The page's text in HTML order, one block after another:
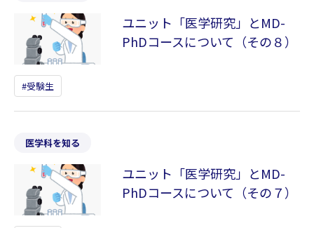
ユニット「医学研究」とMD-
PhDコースについて（その８）
受験生
医学科を知る
ユニット「医学研究」とMD-
PhDコースについて（その７）